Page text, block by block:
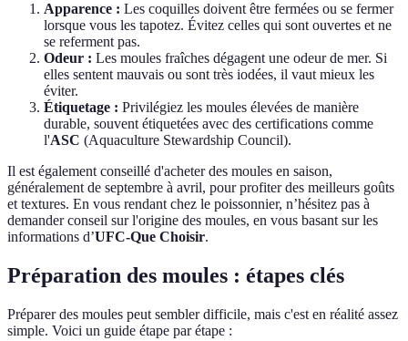
Apparence : Les coquilles doivent être fermées ou se fermer
lorsque vous les tapotez. Évitez celles qui sont ouvertes et ne
se referment pas.
Odeur : Les moules fraîches dégagent une odeur de mer. Si
elles sentent mauvais ou sont très iodées, il vaut mieux les
éviter.
Étiquetage : Privilégiez les moules élevées de manière
durable, souvent étiquetées avec des certifications comme
l'ASC (Aquaculture Stewardship Council).
Il est également conseillé d'acheter des moules en saison,
généralement de septembre à avril, pour profiter des meilleurs goûts
et textures. En vous rendant chez le poissonnier, n’hésitez pas à
demander conseil sur l'origine des moules, en vous basant sur les
informations d’UFC-Que Choisir.
Préparation des moules : étapes clés
Préparer des moules peut sembler difficile, mais c'est en réalité assez
simple. Voici un guide étape par étape :